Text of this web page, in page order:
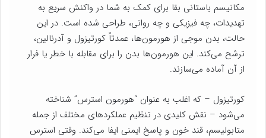
مکانیسم باستانی بقا برای کمک به شما در واکنش سریع به
تهدیدات، چه فیزیکی و چه روانی، طراحی شده است. در این
حالت، بدن موجی از هورمون‌ها، عمدتاً کورتیزول و آدرنالین،
ترشح می‌کند. این هورمون‌ها بدن را برای مقابله با خطر یا فرار
از آن آماده می‌سازند.
کورتیزول – که اغلب به عنوان “هورمون استرس” شناخته
می‌شود – نقش کلیدی در تنظیم عملکردهای مختلف از جمله
متابولیسم، قند خون و پاسخ ایمنی ایفا می‌کند. وقتی استرس